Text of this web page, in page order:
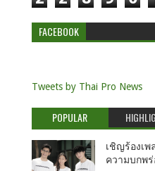
FACEBOOK
Tweets by Thai Pro News
POPULAR
เชิญร้องเพ
ความบกพ